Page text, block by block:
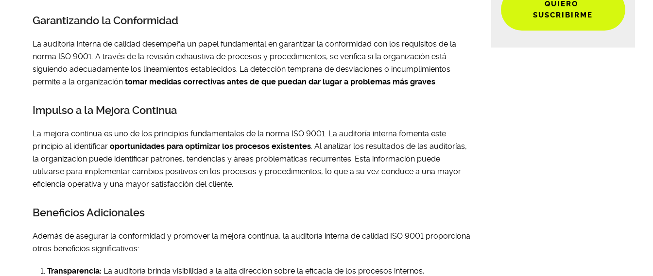
Garantizando la Conformidad
La auditoría interna de calidad desempeña un papel fundamental en garantizar la conformidad con los requisitos de la
norma ISO 9001. A través de la revisión exhaustiva de procesos y procedimientos, se verifica si la organización está
siguiendo adecuadamente los lineamientos establecidos. La detección temprana de desviaciones o incumplimientos
permite a la organizacióntomar medidas correctivas antes de que puedan dar lugar a problemas más graves.
Impulso a la Mejora Continua
La mejora continua es uno de los principios fundamentales de la norma ISO 9001. La auditoría interna fomenta este
principio al identificaroportunidades para optimizar los procesos existentes. Al analizar los resultados de las auditorías,
la organización puede identificar patrones, tendencias y áreas problemáticas recurrentes. Esta información puede
utilizarse para implementar cambios positivos en los procesos y procedimientos, lo que a su vez conduce a una mayor
eficiencia operativa y una mayor satisfacción del cliente.
Beneficios Adicionales
Además de asegurar la conformidad y promover la mejora continua, la auditoría interna de calidad ISO 9001 proporciona
otros beneficios significativos:
Transparencia: La auditoría brinda visibilidad a la alta dirección sobre la eficacia de los procesos internos,